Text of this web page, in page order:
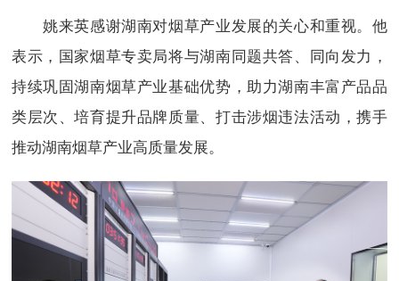
姚来英感谢湖南对烟草产业发展的关心和重视。他
表示，国家烟草专卖局将与湖南同题共答、同向发力，
持续巩固湖南烟草产业基础优势，助力湖南丰富产品品
类层次、培育提升品牌质量、打击涉烟违法活动，携手
推动湖南烟草产业高质量发展。